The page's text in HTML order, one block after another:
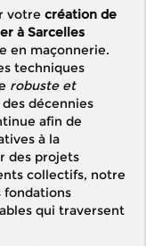
votre création de
à Sarcelles
en maçonnerie.
techniques
robuste et
décennies
afin de
à la
des projets
collectifs, notre
fondations
qui traversent